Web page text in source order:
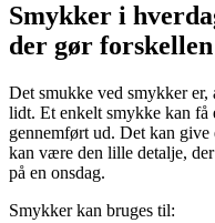
Smykker i
der gør forskellen
Det smukke ved smykker er,
lidt. Et enkelt smykke kan få
gennemført ud. Det kan
kan være den lille detalje,
på en onsdag.
Smykker kan bruges til: